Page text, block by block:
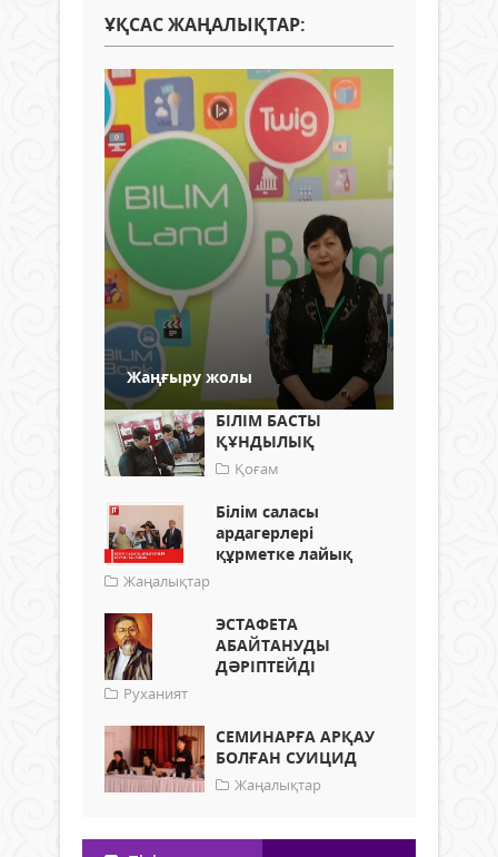
ҰҚСАС ЖАҢАЛЫҚТАР:
Жаңғыру жолы
БІЛІМ БАСТЫ
ҚҰНДЫЛЫҚ
Қоғам
Білім саласы
ардагерлері
құрметке лайық
Жаңалықтар
ЭСТАФЕТА
АБАЙТАНУДЫ
ДӘРІПТЕЙДІ
Руханият
СЕМИНАРҒА АРҚАУ
БОЛҒАН СУИЦИД
Жаңалықтар